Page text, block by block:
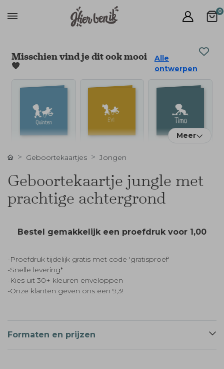
0
Misschien vind je dit ook mooi
🧡
Alle
ontwerpen
Meer
Geboortekaartjes Jongen
Geboortekaartje jungle met
prachtige achtergrond
Bestel gemakkelijk een proefdruk voor 1,00
-Proefdruk tijdelijk gratis met code 'gratisproef'
-Snelle levering*
-Kies uit 30+ kleuren enveloppen
-Onze klanten geven ons een 9,3!
Formaten en prijzen